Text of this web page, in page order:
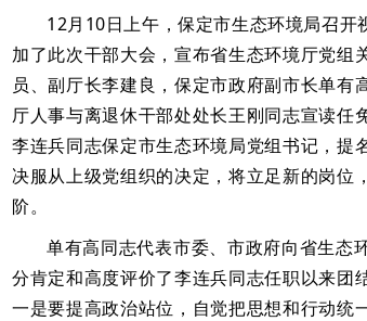
12月10日上午，保定市生态环境局召
加了此次干部大会，宣布省生态环境厅党
员、副厅长李建良，保定市政府副市长单
厅人事与离退休干部处处长王刚同志宣读
李连兵同志保定市生态环境局党组书记，提
决服从上级党组织的决定，将立足新的岗位
阶。
单有高同志代表市委、市政府向省生态
分肯定和高度评价了李连兵同志任职以来团
一是要提高政治站位，自觉把思想和行动统